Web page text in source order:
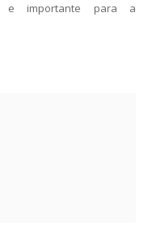
e importante para a